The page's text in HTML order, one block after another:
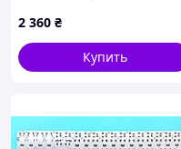
2 360 ₴
Купить